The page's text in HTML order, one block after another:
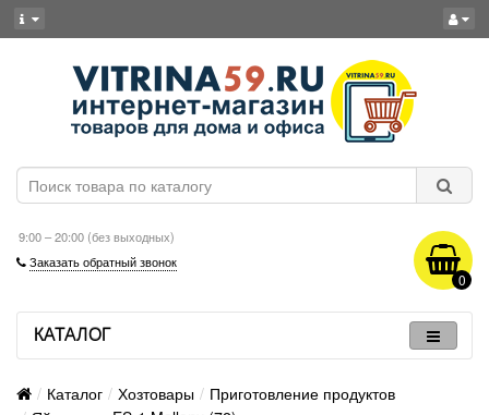
9:00 – 20:00 (без выходных)
Заказать обратный звонок
0
КАТАЛОГ
Каталог Хозтовары
Приготовление продуктов